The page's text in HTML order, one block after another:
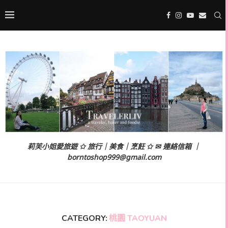
莉芙小姐愛旅遊 ✩ 旅行｜美食｜烹飪 ✩ ✉ 連絡信箱 ｜
borntoshop999@gmail.com
CATEGORY:桃園 TAOYUAN